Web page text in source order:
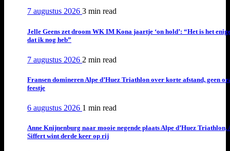
7 augustus 2026 3 min read
Jelle Geens zet droom WK IM Kona jaartje ‘on hold’: “Het is het
dat ik nog heb”
7 augustus 2026 2 min read
Fransen domineren Alpe d’Huez Triathlon over korte afstand, geen
feestje
6 augustus 2026 1 min read
Anne Knijnenburg naar mooie negende plaats Alpe d’Huez Triathlon,
Siffert wint derde keer op rij